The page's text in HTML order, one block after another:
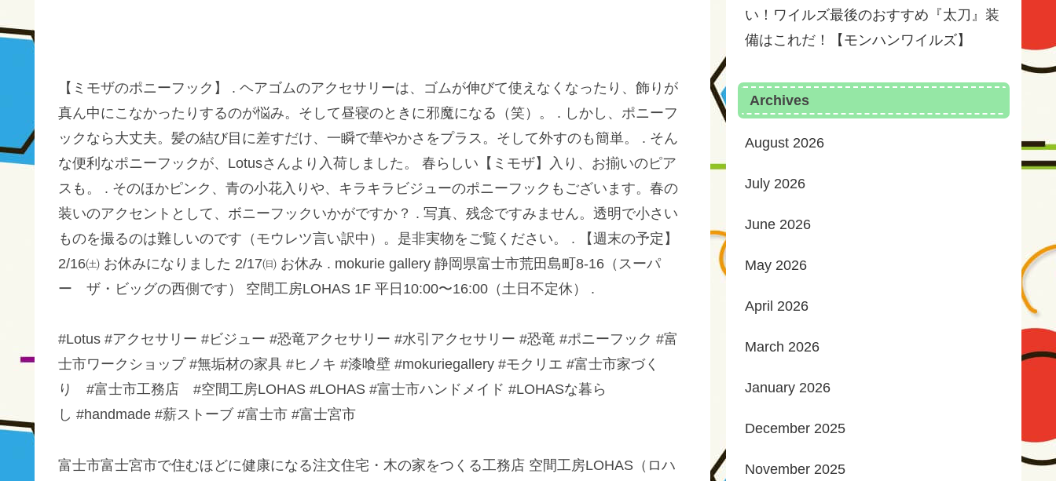
【ミモザのポニーフック】 . ヘアゴムのアクセサリーは、ゴムが伸びて使えなくなったり、飾りが
真ん中にこなかったりするのが悩み。そして昼寝のときに邪魔になる（笑）。 . しかし、ポニーフ
ックなら大丈夫。髪の結び目に差すだけ、一瞬で華やかさをプラス。そして外すのも簡単。 . そん
な便利なポニーフックが、Lotusさんより入荷しました。 春らしい【ミモザ】入り、お揃いのピア
スも。 . そのほかピンク、青の小花入りや、キラキラビジューのポニーフックもございます。春の
装いのアクセントとして、ボニーフックいかがですか？ . 写真、残念ですみません。透明で小さい
ものを撮るのは難しいのです（モウレツ言い訳中）。是非実物をご覧ください。 . 【週末の予定】
2/16㈯ お休みになりました 2/17㈰ お休み . mokurie gallery 静岡県富士市荒田島町8-16（スーパ
ー ザ・ビッグの西側です） 空間工房LOHAS 1F 平日10:00〜16:00（土日不定休） .
#Lotus #アクセサリー #ビジュー #恐竜アクセサリー #水引アクセサリー #恐竜 #ポニーフック #富
士市ワークショップ #無垢材の家具 #ヒノキ #漆喰壁 #mokuriegallery #モクリエ #富士市家づく
り #富士市工務店 #空間工房LOHAS #LOHAS #富士市ハンドメイド #LOHASな暮ら
し #handmade #薪ストーブ #富士市 #富士宮市
富士市富士宮市で住むほどに健康になる注文住宅・木の家をつくる工務店 空間工房LOHAS（ロハ
い！ワイルズ最後のおすすめ『太刀』装
備はこれだ！【モンハンワイルズ】
Archives
August 2026
July 2026
June 2026
May 2026
April 2026
March 2026
January 2026
December 2025
November 2025